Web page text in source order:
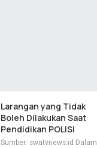
Larangan yang Tidak
Boleh Dilakukan Saat
Pendidikan POLISI
Sumber: swatvnews.id Dalam